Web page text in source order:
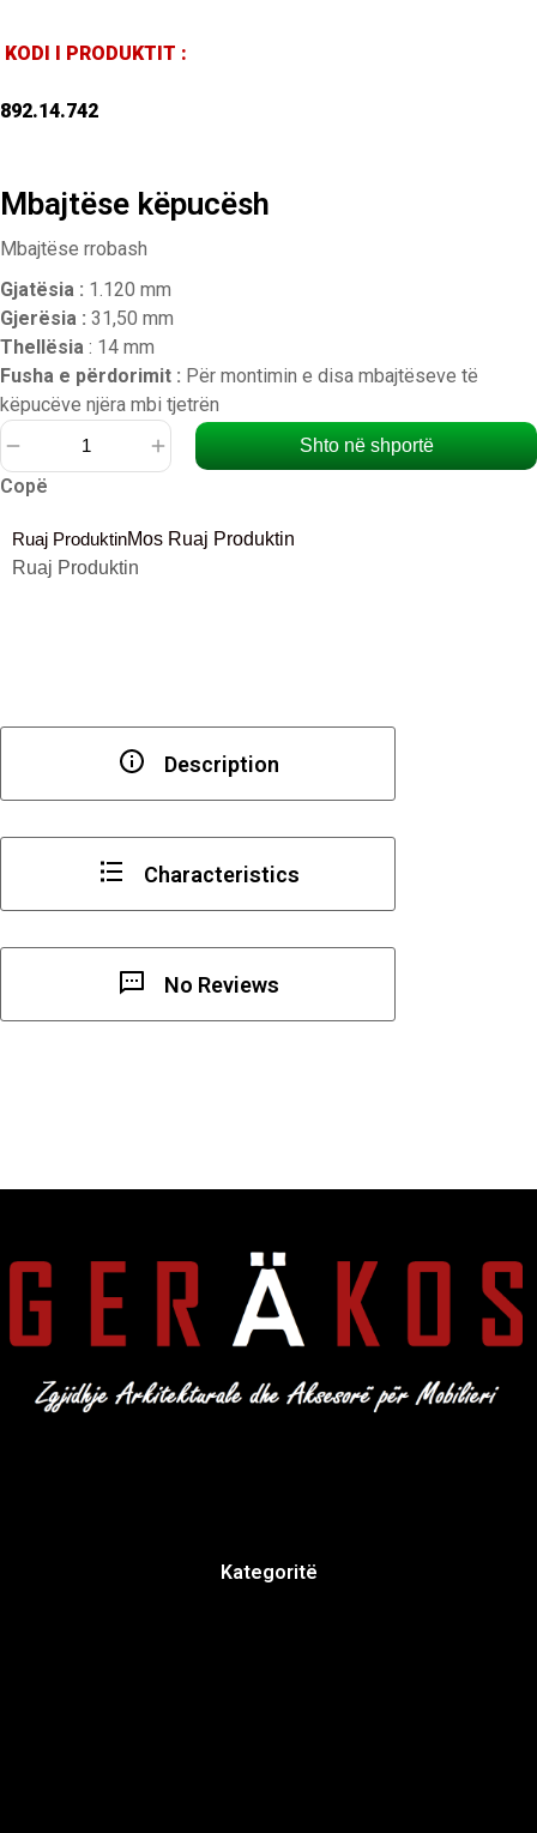
KODI I PRODUKTIT :
892.14.742
Mbajtëse këpucësh
Mbajtëse rrobash
Gjatësia : 1.120 mm
Gjerësia : 31,50 mm
Thellësia : 14 mm
Fusha e përdorimit : Për montimin e disa mbajtëseve të
këpucëve njëra mbi tjetrën
Mbajtëse
Shto në shportë
Copë
Ruaj ProduktinMos Ruaj Produktin
Ruaj Produktin
Description
Characteristics
No Reviews
Kategoritë